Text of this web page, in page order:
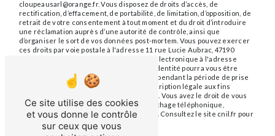
cloupeausarl@orange.fr. Vous disposez de droits d’accès, de
rectification, d’effacement, de portabilité, de limitation, d’opposition, de
retrait de votre consentement à tout moment et du droit d’introduire
une réclamation auprès d’une autorité de contrôle, ainsi que
d’organiser le sort de vos données post-mortem. Vous pouvez exercer
ces droits par voie postale à l'adresse 11 rue Lucie Aubrac, 47190
Aiguillon ZA FROMADAN ou par courrier électronique à l'adresse
cloupeausarl@orange.fr. Un justificatif d'identité pourra vous être
demandé. Nous conservons vos données pendant la période de prise
de contact puis pendant la durée de prescription légale aux fins
probatoires et de gestion des contentieux. Vous avez le droit de vous
inscrire sur la liste d'opposition au démarchage téléphonique,
disponible à cette adresse:Bloctel.gouv.fr
. Consultez le site cnil.fr pour
plus d’informations sur vos droits.
Ce site utilise des cookies
et vous donne le contrôle
sur ceux que vous